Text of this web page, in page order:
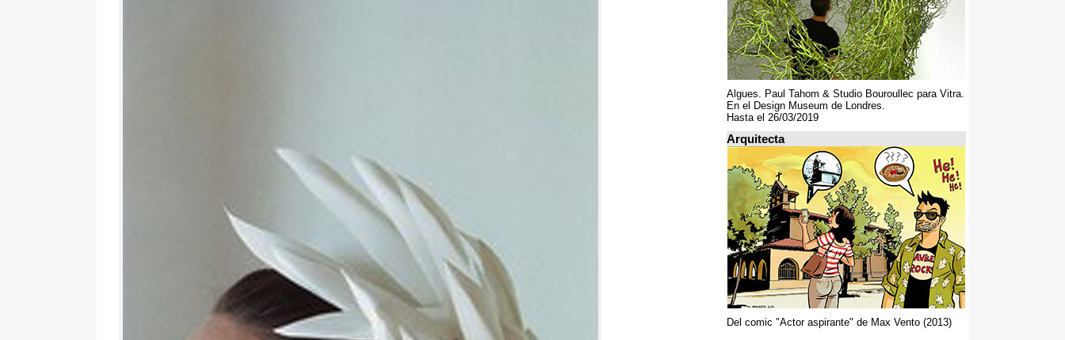
Algues. Paul Tahom & Studio Bouroullec para Vitra.
En el Design Museum de Londres.
Hasta el 26/03/2019
Arquitecta
Del comic "Actor aspirante" de Max Vento (2013)